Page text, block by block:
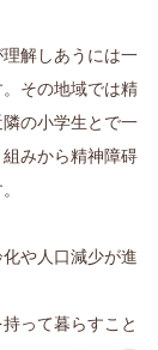
解しあうには一
その地域では精
の小学生とで一
みから精神障碍
や人口減少が進
って暮らすこと